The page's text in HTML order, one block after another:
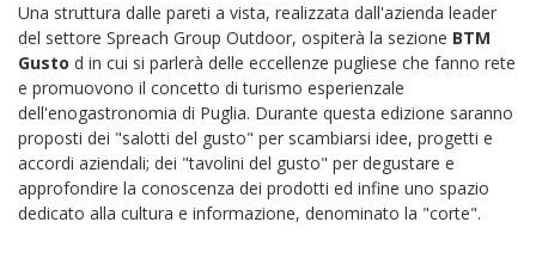
Una struttura dalle pareti a vista, realizzata dall'azienda leader
del settore Spreach Group Outdoor, ospiterà la sezione BTM
Gusto d in cui si parlerà delle eccellenze pugliese che fanno rete
e promuovono il concetto di turismo esperienzale
dell'enogastronomia di Puglia. Durante questa edizione saranno
proposti dei "salotti del gusto" per scambiarsi idee, progetti e
accordi aziendali; dei "tavolini del gusto" per degustare e
approfondire la conoscenza dei prodotti ed infine uno spazio
dedicato alla cultura e informazione, denominato la "corte".